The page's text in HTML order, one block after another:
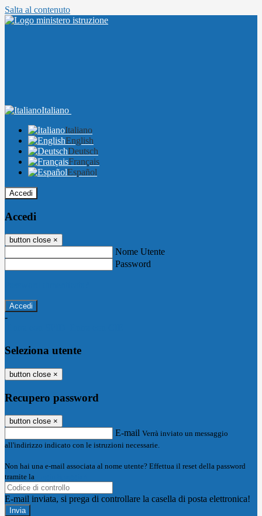
Salta al contenuto
Italiano
Italiano
English
Deutsch
Français
Español
Accedi
Accedi
button close ×
Nome Utente
Password
-
Seleziona utente
button close ×
Recupero password
button close ×
E-mail Verrà inviato un messaggio
all'indirizzo indicato con le istruzioni necessarie.
Non hai una e-mail associata al nome utente? Effettua il reset della password
tramite la
E-mail inviata, si prega di controllare la casella di posta elettronica!